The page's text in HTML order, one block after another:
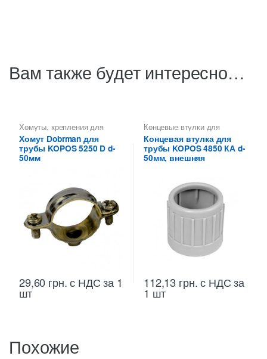
Вам также будет интересно…
Хомуты, крепления для
металлических труб КОПОС
Хомут Dobrman для
трубы KOPOS 5250 D d-
50мм
29,60 грн.с НДС за 1
шт
Концевые втулки для
металлических труб КОПОС
Концевая втулка для
трубы KOPOS 4850 КА d-
50мм, внешняя
112,13 грн.с НДС за
1 шт
Похожие